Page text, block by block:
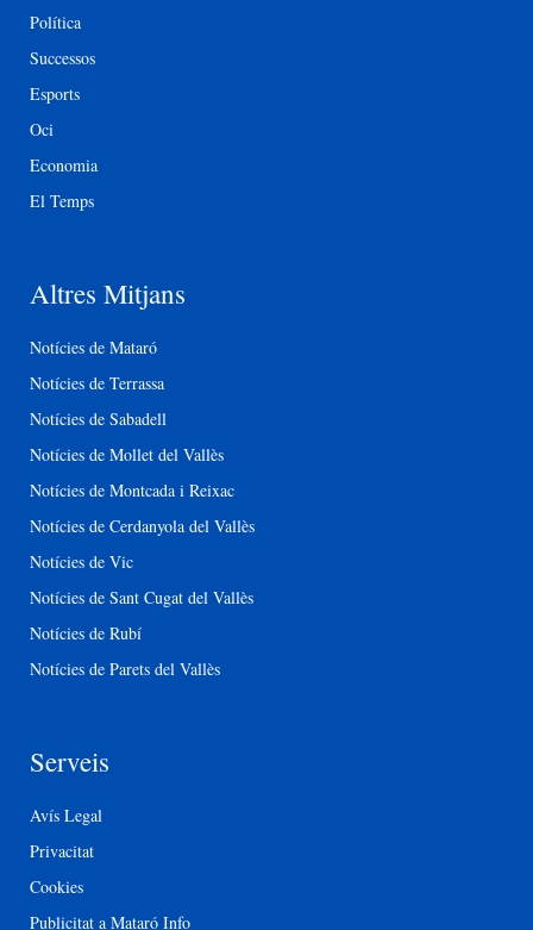
Política
Successos
Esports
Oci
Economia
El Temps
Altres Mitjans
Notícies de Mataró
Notícies de Terrassa
Notícies de Sabadell
Notícies de Mollet del Vallès
Notícies de Montcada i Reixac
Notícies de Cerdanyola del Vallès
Notícies de Vic
Notícies de Sant Cugat del Vallès
Notícies de Rubí
Notícies de Parets del Vallès
Serveis
Avís Legal
Privacitat
Cookies
Publicitat a Mataró Info